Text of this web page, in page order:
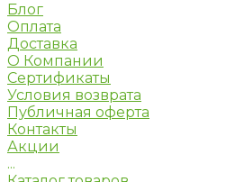
Блог
Оплата
Доставка
О Компании
Сертификаты
Условия возврата
Публичная оферта
Контакты
Акции
...